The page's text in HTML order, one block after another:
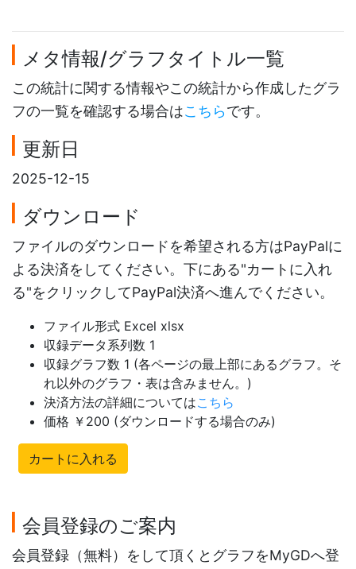
メタ情報/グラフタイトル一覧
この統計に関する情報やこの統計から作成したグラ
フの一覧を確認する場合はこちらです。
更新日
2025-12-15
ダウンロード
ファイルのダウンロードを希望される方はPayPalに
よる決済をしてください。下にある"カートに入れ
る"をクリックしてPayPal決済へ進んでください。
ファイル形式 Excel xlsx
収録データ系列数 1
収録グラフ数 1 (各ページの最上部にあるグラフ。そ
れ以外のグラフ・表は含みません。)
決済方法の詳細についてはこちら
価格 ￥200 (ダウンロードする場合のみ)
カートに入れる
会員登録のご案内
会員登録（無料）をして頂くとグラフをMyGDへ登